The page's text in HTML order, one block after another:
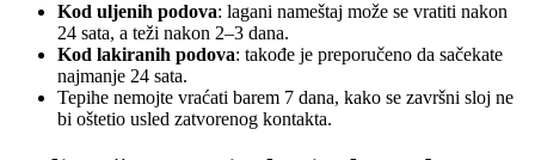
Kod uljenih podova: lagani nameštaj može se vratiti nakon
24 sata, a teži nakon 2–3 dana.
Kod lakiranih podova: takođe je preporučeno da sačekate
najmanje 24 sata.
Tepihe nemojte vraćati barem 7 dana, kako se završni sloj ne
bi oštetio usled zatvorenog kontakta.